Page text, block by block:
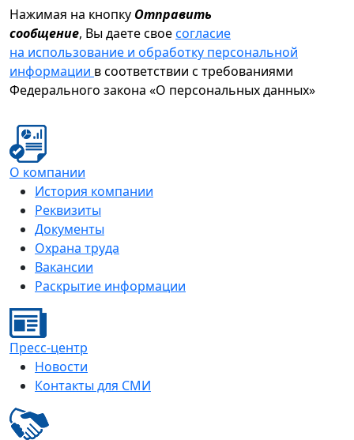
Нажимая на кнопку Отправить
сообщение, Вы даете своесогласие
на использование и обработку персональной
информации в соответствии с требованиями
Федерального закона «О персональных данных»
О компании
История компании
Реквизиты
Документы
Охрана труда
Вакансии
Раскрытие информации
Пресс-центр
Новости
Контакты для СМИ